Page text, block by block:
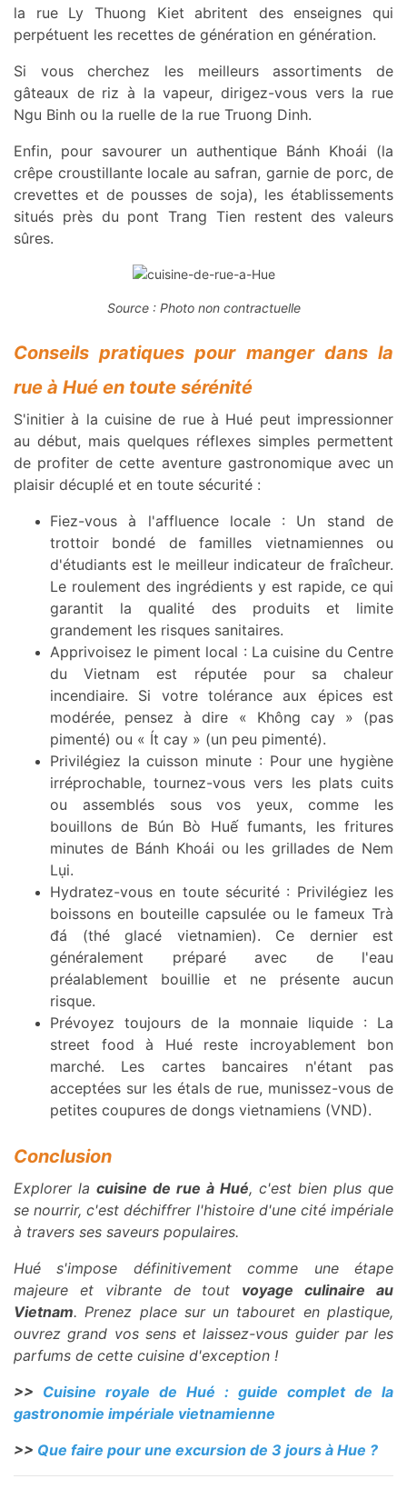
la rue Ly Thuong Kiet abritent des enseignes qui
perpétuent les recettes de génération en génération.
Si vous cherchez les meilleurs assortiments de
gâteaux de riz à la vapeur, dirigez-vous vers la rue
Ngu Binh ou la ruelle de la rue Truong Dinh.
Enfin, pour savourer un authentique Bánh Khoái (la
crêpe croustillante locale au safran, garnie de porc, de
crevettes et de pousses de soja), les établissements
situés près du pont Trang Tien restent des valeurs
sûres.
Source : Photo non contractuelle
Conseils pratiques pour manger dans la
rue à Hué en toute sérénité
S'initier à la cuisine de rue à Hué peut impressionner
au début, mais quelques réflexes simples permettent
de profiter de cette aventure gastronomique avec un
plaisir décuplé et en toute sécurité :
Fiez-vous à l'affluence locale : Un stand de
trottoir bondé de familles vietnamiennes ou
d'étudiants est le meilleur indicateur de fraîcheur.
Le roulement des ingrédients y est rapide, ce qui
garantit la qualité des produits et limite
grandement les risques sanitaires.
Apprivoisez le piment local : La cuisine du Centre
du Vietnam est réputée pour sa chaleur
incendiaire. Si votre tolérance aux épices est
modérée, pensez à dire « Không cay » (pas
pimenté) ou « Ít cay » (un peu pimenté).
Privilégiez la cuisson minute : Pour une hygiène
irréprochable, tournez-vous vers les plats cuits
ou assemblés sous vos yeux, comme les
bouillons de Bún Bò Huế fumants, les fritures
minutes de Bánh Khoái ou les grillades de Nem
Lụi.
Hydratez-vous en toute sécurité : Privilégiez les
boissons en bouteille capsulée ou le fameux Trà
đá (thé glacé vietnamien). Ce dernier est
généralement préparé avec de l'eau
préalablement bouillie et ne présente aucun
risque.
Prévoyez toujours de la monnaie liquide : La
street food à Hué reste incroyablement bon
marché. Les cartes bancaires n'étant pas
acceptées sur les étals de rue, munissez-vous de
petites coupures de dongs vietnamiens (VND).
Conclusion
Explorer la cuisine de rue à Hué, c'est bien plus que
se nourrir, c'est déchiffrer l'histoire d'une cité impériale
à travers ses saveurs populaires.
Hué s'impose définitivement comme une étape
majeure et vibrante de tout voyage culinaire au
Vietnam. Prenez place sur un tabouret en plastique,
ouvrez grand vos sens et laissez-vous guider par les
parfums de cette cuisine d'exception !
>> Cuisine royale de Hué : guide complet de la
gastronomie impériale vietnamienne
>> Que faire pour une excursion de 3 jours à Hue ?